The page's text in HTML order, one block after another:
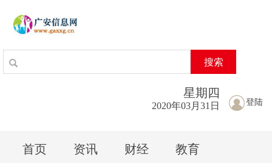
搜索
登陆
星期 四
2020年03月31日
首页 资讯 财经 教育